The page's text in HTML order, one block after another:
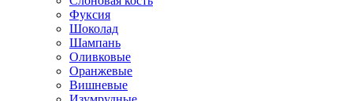
Фуксия
Шоколад
Шампань
Оливковые
Оранжевые
Вишневые